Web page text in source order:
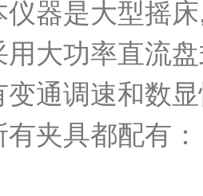
是大型摇床,
功率直流盘
调速和数显
具都配有：